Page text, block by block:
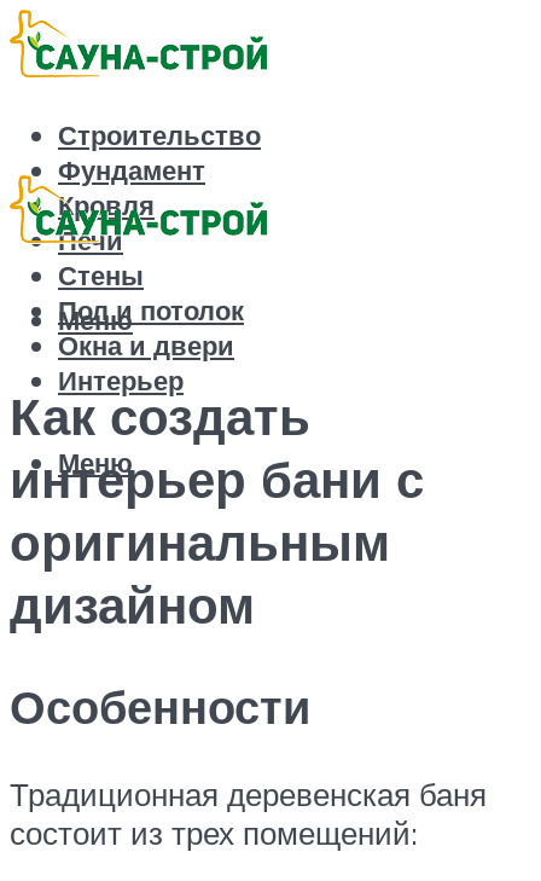
Строительство
Фундамент
Кровля
Печи
Стены
Пол и потолок
Окна и двери
Интерьер
Меню
Меню
Как создать
интерьер бани с
оригинальным
дизайном
Особенности
Традиционная деревенская баня
состоит из трех помещений: